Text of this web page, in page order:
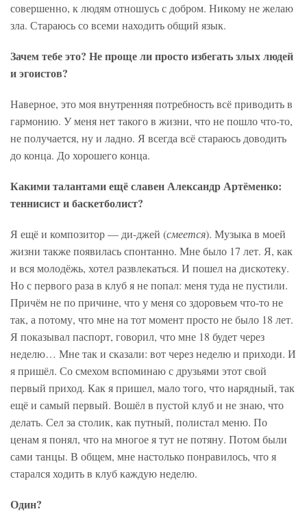
совершенно, к людям отношусь с добром. Никому не желаю
зла. Стараюсь со всеми находить общий язык.
Зачем тебе это? Не проще ли просто избегать злых людей
и эгоистов?
Наверное, это моя внутренняя потребность всё приводить в
гармонию. У меня нет такого в жизни, что не пошло что-то,
не получается, ну и ладно. Я всегда всё стараюсь доводить
до конца. До хорошего конца.
Какими талантами ещё славен Александр Артёменко:
теннисист и баскетболист?
Я ещё и композитор — ди-джей (смеется). Музыка в моей
жизни также появилась спонтанно. Мне было 17 лет. Я, как
и вся молодёжь, хотел развлекаться. И пошел на дискотеку.
Но с первого раза в клуб я не попал: меня туда не пустили.
Причём не по причине, что у меня со здоровьем что-то не
так, а потому, что мне на тот момент просто не было 18 лет.
Я показывал паспорт, говорил, что мне 18 будет через
неделю… Мне так и сказали: вот через неделю и приходи. И
я пришёл. Со смехом вспоминаю с друзьями этот свой
первый приход. Как я пришел, мало того, что нарядный, так
ещё и самый первый. Вошёл в пустой клуб и не знаю, что
делать. Сел за столик, как путный, полистал меню. По
ценам я понял, что на многое я тут не потяну. Потом были
сами танцы. В общем, мне настолько понравилось, что я
старался ходить в клуб каждую неделю.
Один?